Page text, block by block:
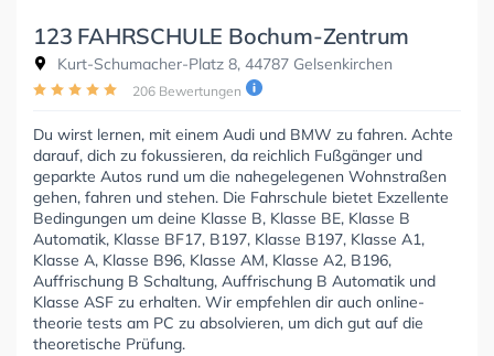
123 FAHRSCHULE Bochum-Zentrum
Kurt-Schumacher-Platz 8, 44787 Gelsenkirchen
206 Bewertungen
Du wirst lernen, mit einem Audi und BMW zu fahren. Achte
darauf, dich zu fokussieren, da reichlich Fußgänger und
geparkte Autos rund um die nahegelegenen Wohnstraßen
gehen, fahren und stehen. Die Fahrschule bietet Exzellente
Bedingungen um deine Klasse B, Klasse BE, Klasse B
Automatik, Klasse BF17, B197, Klasse B197, Klasse A1,
Klasse A, Klasse B96, Klasse AM, Klasse A2, B196,
Auffrischung B Schaltung, Auffrischung B Automatik und
Klasse ASF zu erhalten. Wir empfehlen dir auch online-
theorie tests am PC zu absolvieren, um dich gut auf die
theoretische Prüfung.